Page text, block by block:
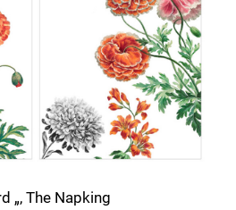
„, The Napking